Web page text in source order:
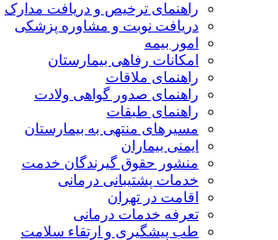
راهنمای ترخیص و دریافت مدارک
دریافت نوبت و مشاوره پزشکی
امور بیمه
امکانات رفاهی بیمارستان
راهنمای ملاقات
راهنمای صدور گواهی ولادت
راهنمای طبقات
مسیرهای منتهی به بیمارستان
ایمنی بیماران
منشور حقوق گیرندگان خدمت
خدمات پشتیبانی درمانی
اقامت در تهران
تعرفه خدمات درمانی
طب پیشگیری و ارتقاء سلامت